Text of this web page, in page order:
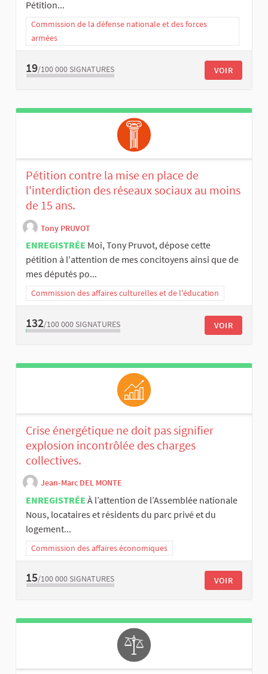
Pétition...
Commission de la défense nationale et des forces
armées
19/100 000 SIGNATURES VOIR
Pétition contre la mise en place de
l'interdiction des réseaux sociaux au moins
de 15 ans.
Tony PRUVOT
ENREGISTRÉE Moi, Tony Pruvot, dépose cette
pétition à l'attention de mes concitoyens ainsi que de
mes députés po...
Commission des affaires culturelles et de l'éducation
132/100 000 SIGNATURES VOIR
Crise énergétique ne doit pas signifier
explosion incontrôlée des charges
collectives.
Jean-Marc DEL MONTE
ENREGISTRÉE À l’attention de l’Assemblée nationale
Nous, locataires et résidents du parc privé et du
logement...
Commission des affaires économiques
15/100 000 SIGNATURES VOIR